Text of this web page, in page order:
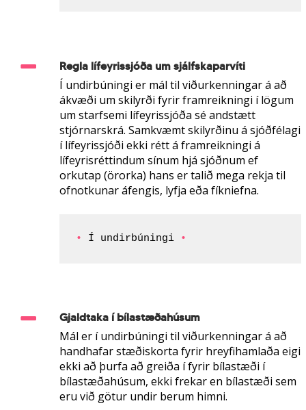
Regla lífeyrissjóða um sjálfskaparvíti
Í undirbúningi er mál til viðurkenningar á að
ákvæði um skilyrði fyrir framreikningi í lögum
um starfsemi lífeyrissjóða sé andstætt
stjórnarskrá. Samkvæmt skilyrðinu á sjóðfélagi
í lífeyrissjóði ekki rétt á framreikningi á
lífeyrisréttindum sínum hjá sjóðnum ef
orkutap (örorka) hans er talið mega rekja til
ofnotkunar áfengis, lyfja eða fíkniefna.
• Í undirbúningi •
Gjaldtaka í bílastæðahúsum
Mál er í undirbúningi til viðurkenningar á að
handhafar stæðiskorta fyrir hreyfihamlaða eigi
ekki að þurfa að greiða í fyrir bílastæði í
bílastæðahúsum, ekki frekar en bílastæði sem
eru við götur undir berum himni.